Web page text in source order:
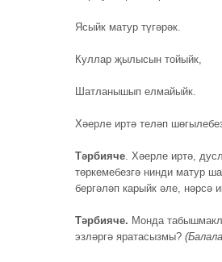
Ясыйк матур түгәрәк.
Куллар җылысын тойыйк,
Шатланышып елмайыйк.
Хәерле иртә теләп
Тәрбияче. Хәерле иртә,
төркемебезгә нинди матур
бергәләп карыйк әле, нәрсә
Тәрбияче. Монда
эзләргә яратасызмы?